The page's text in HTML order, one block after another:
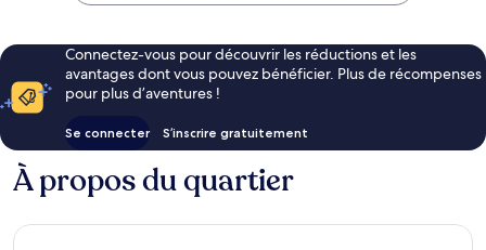
Connectez-vous pour découvrir les réductions et les
avantages dont vous pouvez bénéficier. Plus de récompenses
pour plus d’aventures !
Se connecter S’inscrire gratuitement
À propos du quartier